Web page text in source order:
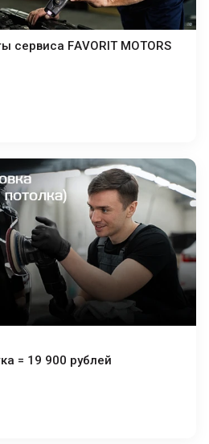
сервиса FAVORIT MOTORS
= 19 900 рублей